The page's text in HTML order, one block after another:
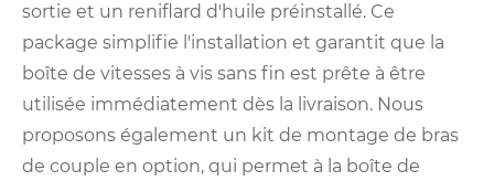
sortie et un reniflard d'huile préinstallé. Ce
package simplifie l'installation et garantit que la
boîte de vitesses à vis sans fin est prête à être
utilisée immédiatement dès la livraison. Nous
proposons également un kit de montage de bras
de couple en option, qui permet à la boîte de